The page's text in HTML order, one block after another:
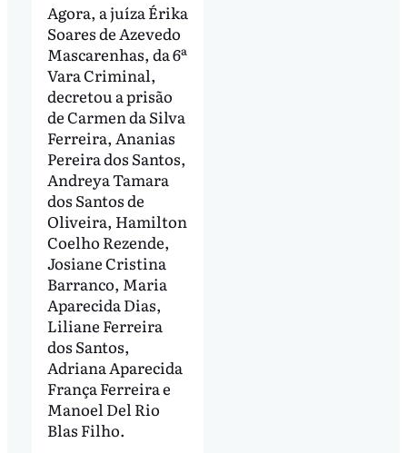
Agora, a juíza Érika
Soares de Azevedo
Mascarenhas, da 6ª
Vara Criminal,
decretou a prisão
de Carmen da Silva
Ferreira, Ananias
Pereira dos Santos,
Andreya Tamara
dos Santos de
Oliveira, Hamilton
Coelho Rezende,
Josiane Cristina
Barranco, Maria
Aparecida Dias,
Liliane Ferreira
dos Santos,
Adriana Aparecida
França Ferreira e
Manoel Del Rio
Blas Filho.